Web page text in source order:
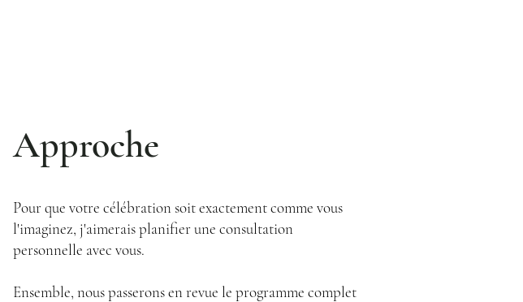
Approche
Pour que votre célébration soit exactement comme vous
l'imaginez, j'aimerais planifier une consultation
personnelle avec vous.
Ensemble, nous passerons en revue le programme complet